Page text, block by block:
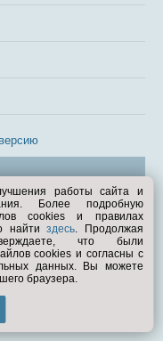
работы сайта и
Более подробную
cookies и правилах
найтиздесь. Продолжая
что были
cookies и согласны с
данных. Вы можете
браузера.